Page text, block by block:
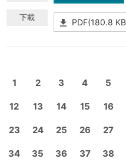
PDF(180.8
1 2 3 4 5
12 13 14 15 16
23 24 25 26 27
34 35 36 37 38